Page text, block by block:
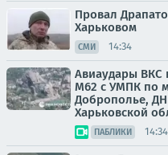
Провал
Харьковом
СМИ 14:34
Авиаудары
М62 с УМПК по
Доброполье,
Харьковской
ПАБЛИКИ 14:34